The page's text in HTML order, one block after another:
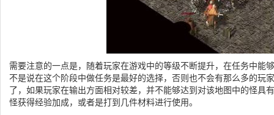
需要注意的一点是，随着玩家在游戏中的等级不断提升，在任务中能
不是说在这个阶段中做任务是最好的选择，否则也不会有那么多的玩
了，如果玩家在输出方面相对较差，并不能够达到对该地图中的怪具
怪获得经验加成，或者是打到几件材料进行使用。